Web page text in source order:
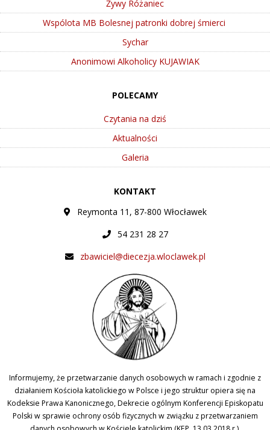
Żywy Różaniec
Wspólota MB Bolesnej patronki dobrej śmierci
Sychar
Anonimowi Alkoholicy KUJAWIAK
POLECAMY
Czytania na dziś
Aktualności
Galeria
KONTAKT
Reymonta 11, 87-800 Włocławek
54 231 28 27
zbawiciel@diecezja.wloclawek.pl
Informujemy, że przetwarzanie danych osobowych w ramach i zgodnie z
działaniem Kościoła katolickiego w Polsce i jego struktur opiera się na
Kodeksie Prawa Kanonicznego, Dekrecie ogólnym Konferencji Episkopatu
Polski w sprawie ochrony osób fizycznych w związku z przetwarzaniem